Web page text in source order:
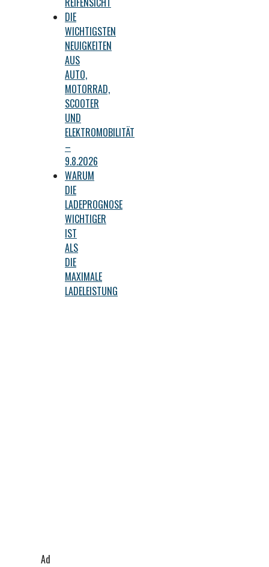
DIE
WICHTIGSTEN
NEUIGKEITEN
AUS
AUTO,
MOTORRAD,
SCOOTER
UND
ELEKTROMOBILITÄT
–
9.8.2026
WARUM
DIE
LADEPROGNOSE
WICHTIGER
IST
ALS
DIE
MAXIMALE
LADELEISTUNG
Ad